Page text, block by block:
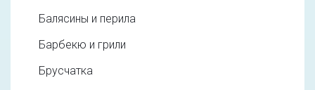
Балясины и перила
Барбекю и грили
Брусчатка